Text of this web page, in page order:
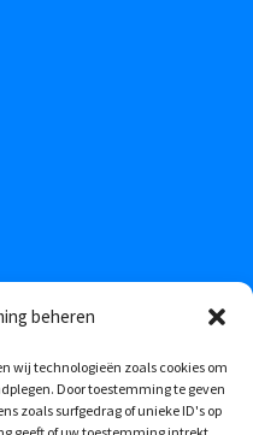
beheren
wij technologieën zoals cookies om
Door toestemming te geven
zoals surfgedrag of unieke ID's op